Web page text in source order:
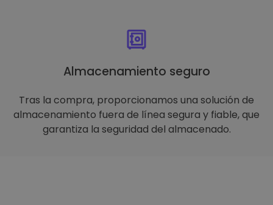
Almacenamiento seguro
Tras la compra, proporcionamos una solución de
almacenamiento fuera de línea segura y fiable, que
garantiza la seguridad del almacenado.